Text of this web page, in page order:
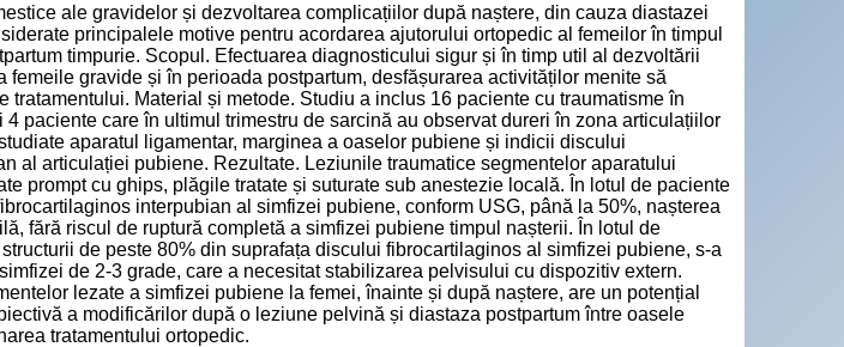
ale gravidelor și dezvoltarea complicațiilor după naștere, din cauza diastazei
principalele motive pentru acordarea ajutorului ortopedic al femeilor în timpul
timpurie. Scopul. Efectuarea diagnosticului sigur și în timp util al dezvoltării
femeile gravide și în perioada postpartum, desfășurarea activităților menite să
tratamentului. Material și metode. Studiu a inclus 16 paciente cu traumatisme în
4 paciente care în ultimul trimestru de sarcină au observat dureri în zona articulațiilor
aparatul ligamentar, marginea a oaselor pubiene și indicii discului
al articulației pubiene. Rezultate. Leziunile traumatice segmentelor aparatului
prompt cu ghips, plăgile tratate și suturate sub anestezie locală. În lotul de paciente
interpubian al simfizei pubiene, conform USG, până la 50%, nașterea
fără riscul de ruptură completă a simfizei pubiene timpul nașterii. În lotul de
de peste 80% din suprafața discului fibrocartilaginos al simfizei pubiene, s-a
de 2-3 grade, care a necesitat stabilizarea pelvisului cu dispozitiv extern.
lezate a simfizei pubiene la femei, înainte și după naștere, are un potențial
a modificărilor după o leziune pelvină și diastaza postpartum între oasele
tratamentului ortopedic.